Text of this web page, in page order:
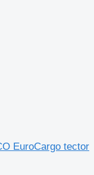
EuroCargo tector